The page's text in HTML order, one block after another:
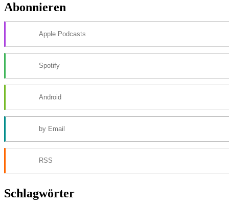
Abonnieren
Apple Podcasts
Spotify
Android
by Email
RSS
Schlagwörter